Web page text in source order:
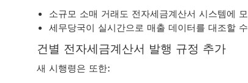
소규모 소매 거래도 전자세금계산서 시스템에
세무당국이 실시간으로 매출 데이터를 대조할
건별 전자세금계산서 발행 규정 추가
새 시행령은 또한: